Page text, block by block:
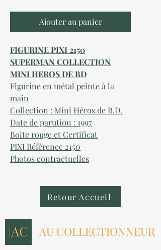
Ajouter au panier
FIGURINE PIXI 2150
SUPERMAN COLLECTION
MINI HEROS DE BD
Figurine en métal peinte à la
main
Collection : Mini Héros de B.D.
Date de parution : 1997
Boite rouge et Certificat
PIXI Référence 2150
Photos contractuelles
Retour Accueil
AU COLLECTIONNEUR